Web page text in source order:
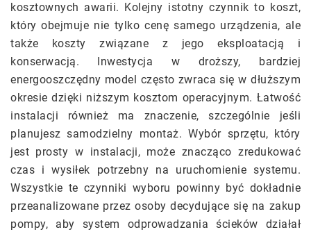
kosztownych awarii. Kolejny istotny czynnik to koszt,
który obejmuje nie tylko cenę samego urządzenia, ale
także koszty związane z jego eksploatacją i
konserwacją. Inwestycja w droższy, bardziej
energooszczędny model często zwraca się w dłuższym
okresie dzięki niższym kosztom operacyjnym. Łatwość
instalacji również ma znaczenie, szczególnie jeśli
planujesz samodzielny montaż. Wybór sprzętu, który
jest prosty w instalacji, może znacząco zredukować
czas i wysiłek potrzebny na uruchomienie systemu.
Wszystkie te czynniki wyboru powinny być dokładnie
przeanalizowane przez osoby decydujące się na zakup
pompy, aby system odprowadzania ścieków działał